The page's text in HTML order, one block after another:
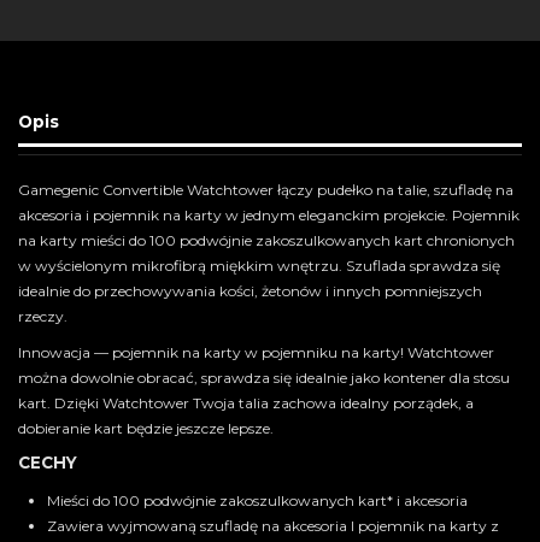
Opis
Gamegenic Convertible Watchtower łączy pudełko na talie, szufladę na
akcesoria i pojemnik na karty w jednym eleganckim projekcie. Pojemnik
na karty mieści do 100 podwójnie zakoszulkowanych kart chronionych
w wyścielonym mikrofibrą miękkim wnętrzu. Szuflada sprawdza się
idealnie do przechowywania kości, żetonów i innych pomniejszych
rzeczy.
Innowacja — pojemnik na karty w pojemniku na karty! Watchtower
można dowolnie obracać, sprawdza się idealnie jako kontener dla stosu
kart. Dzięki Watchtower Twoja talia zachowa idealny porządek, a
dobieranie kart będzie jeszcze lepsze.
CECHY
Mieści do 100 podwójnie zakoszulkowanych kart* i akcesoria
Zawiera wyjmowaną szufladę na akcesoria I pojemnik na karty z